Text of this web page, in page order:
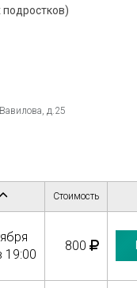
подростков)
д.25
Стоимость
19:00
800